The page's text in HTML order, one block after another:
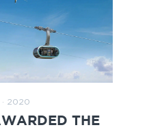
· 2020
THE